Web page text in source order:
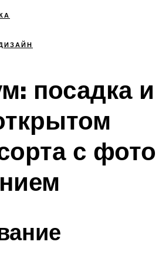
посадка и
с фото